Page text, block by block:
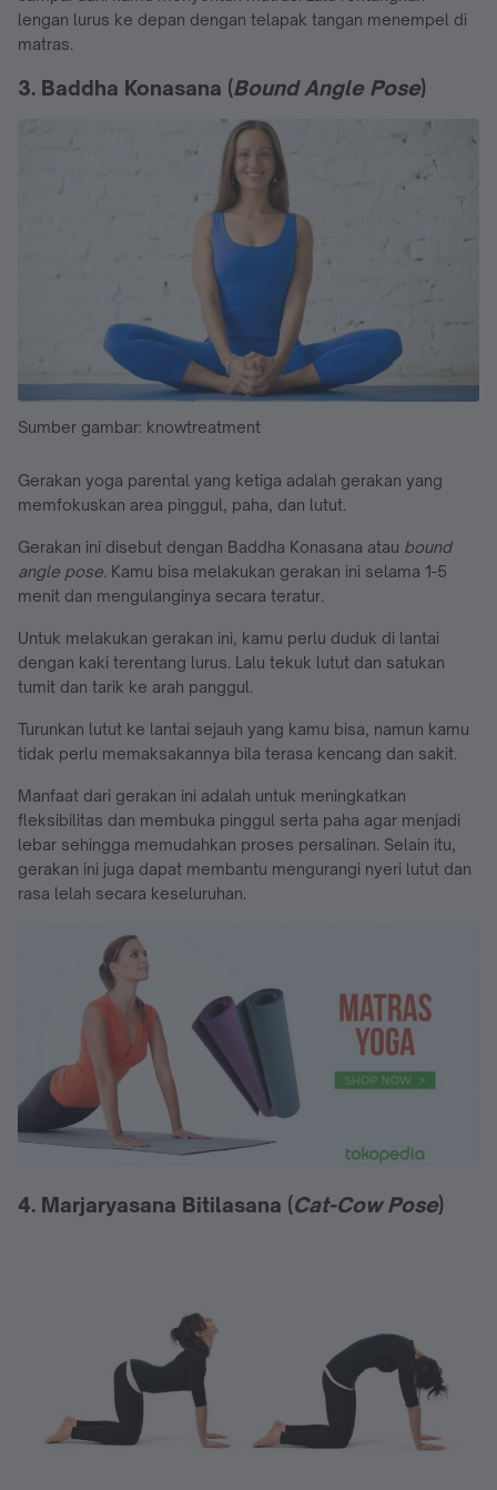
lengan lurus ke depan dengan telapak tangan menempel di
matras.
3. Baddha Konasana (Bound Angle Pose)
Sumber gambar: knowtreatment
Gerakan yoga parental yang ketiga adalah gerakan yang
memfokuskan area pinggul, paha, dan lutut.
Gerakan ini disebut dengan Baddha Konasana atau bound
angle pose. Kamu bisa melakukan gerakan ini selama 1-5
menit dan mengulanginya secara teratur.
Untuk melakukan gerakan ini, kamu perlu duduk di lantai
dengan kaki terentang lurus. Lalu tekuk lutut dan satukan
tumit dan tarik ke arah panggul.
Turunkan lutut ke lantai sejauh yang kamu bisa, namun kamu
tidak perlu memaksakannya bila terasa kencang dan sakit.
Manfaat dari gerakan ini adalah untuk meningkatkan
fleksibilitas dan membuka pinggul serta paha agar menjadi
lebar sehingga memudahkan proses persalinan. Selain itu,
gerakan ini juga dapat membantu mengurangi nyeri lutut dan
rasa lelah secara keseluruhan.
4. Marjaryasana Bitilasana (Cat-Cow Pose)